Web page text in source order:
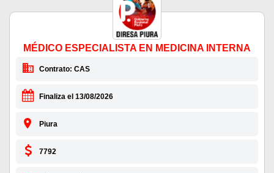
MÉDICO ESPECIALISTA EN MEDICINA INTERNA
Contrato: CAS
Finaliza el 13/08/2026
Piura
7792